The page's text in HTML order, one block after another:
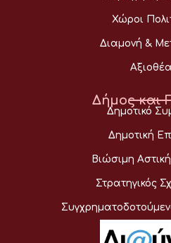
Χώροι
Διαμονή &
Δήμος και
Δημοτικό
Δημοτική
Βιώσιμη
Στρατηγικός